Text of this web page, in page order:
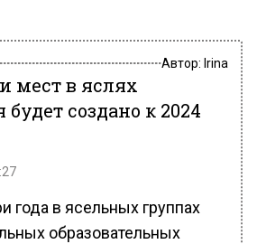
Автор: Irina
мест в яслях
создано к 2024
года в ясельных группах
образовательных